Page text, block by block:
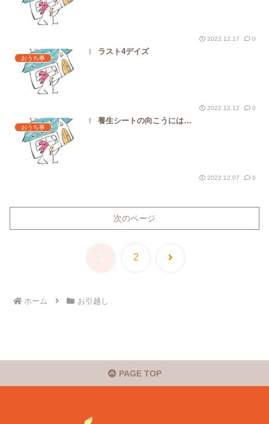
2022.12.17 0
おうち事
ラスト4デイズ
2022.12.12 0
おうち事
養生シートの向こうには…
2022.12.07 0
次のページ
2 次
ホーム お引越し
PAGE TOP